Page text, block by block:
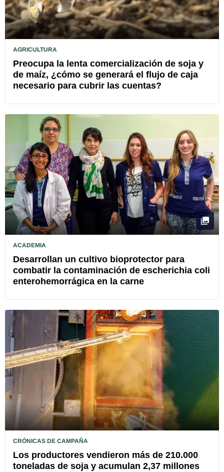
AGRICULTURA
Preocupa la lenta comercialización de soja y
de maíz, ¿cómo se generará el flujo de caja
necesario para cubrir las cuentas?
ACADEMIA
Desarrollan un cultivo bioprotector para
combatir la contaminación de escherichia coli
enterohemorrágica en la carne
CRÓNICAS DE CAMPAÑA
Los productores vendieron más de 210.000
toneladas de soja y acumulan 2,37 millones